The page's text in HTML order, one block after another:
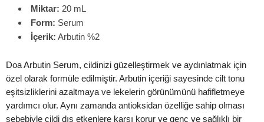
Miktar: 20 mL
Form: Serum
İçerik: Arbutin %2
Doa Arbutin Serum, cildinizi güzelleştirmek ve aydınlatmak için
özel olarak formüle edilmiştir. Arbutin içeriği sayesinde cilt tonu
eşitsizliklerini azaltmaya ve lekelerin görünümünü hafifletmeye
yardımcı olur. Aynı zamanda antioksidan özelliğe sahip olması
sebebiyle cildi dış etkenlere karşı korur ve genç ve sağlıklı bir